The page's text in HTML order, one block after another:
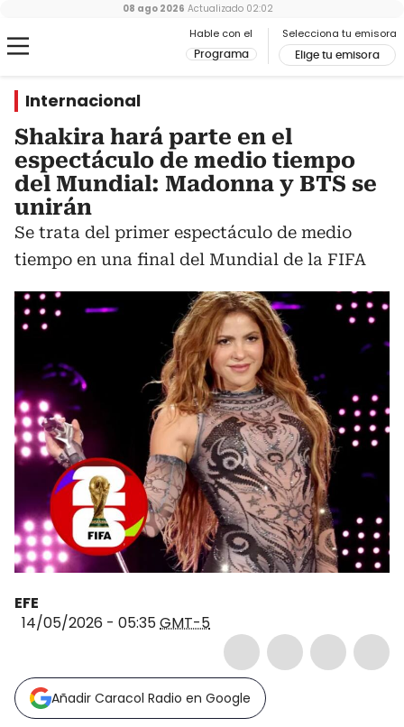
Hable con el
Programa
Selecciona tu emisora
Elige tu emisora
08 ago 2026 Actualizado 02:02
Internacional
Shakira hará parte en el
espectáculo de medio tiempo
del Mundial: Madonna y BTS se
unirán
Se trata del primer espectáculo de medio
tiempo en una final del Mundial de la FIFA
EFE
14/05/2026 - 05:35GMT-5
Añadir Caracol Radio en Google